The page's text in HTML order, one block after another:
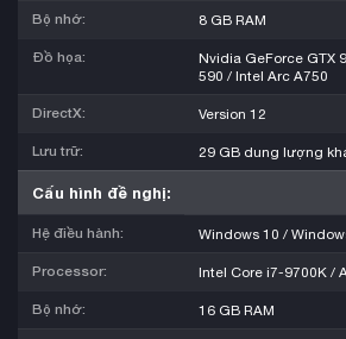
Bộ nhớ: 8 GB RAM
Đồ họa:
Nvidia GeForce GTX
590 / Intel Arc A750
DirectX: Version 12
Lưu trữ: 29 GB dung lượng
Cấu hình đề nghị:
Hệ điều hành: Windows 10 /
Processor: Intel Core i7-9700K /
Bộ nhớ: 16 GB RAM